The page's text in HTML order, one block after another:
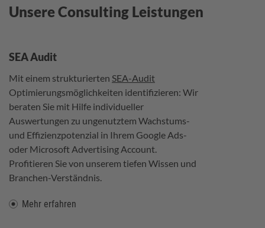
Unsere Consulting Leistungen
SEA Audit
Mit einem strukturierten SEA-Audit
Optimierungsmöglichkeiten identifizieren: Wir
beraten Sie mit Hilfe individueller
Auswertungen zu ungenutztem Wachstums-
und Effizienzpotenzial in Ihrem Google Ads-
oder Microsoft Advertising Account.
Profitieren Sie von unserem tiefen Wissen und
Branchen-Verständnis.
Mehr erfahren